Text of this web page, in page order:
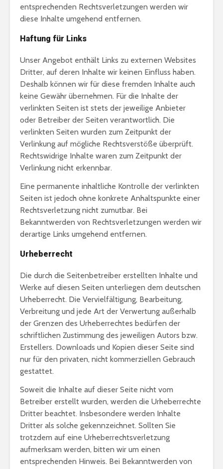
entsprechenden Rechtsverletzungen werden wir
diese Inhalte umgehend entfernen.
Haftung für Links
Unser Angebot enthält Links zu externen Websites
Dritter, auf deren Inhalte wir keinen Einfluss haben.
Deshalb können wir für diese fremden Inhalte auch
keine Gewähr übernehmen. Für die Inhalte der
verlinkten Seiten ist stets der jeweilige Anbieter
oder Betreiber der Seiten verantwortlich. Die
verlinkten Seiten wurden zum Zeitpunkt der
Verlinkung auf mögliche Rechtsverstöße überprüft.
Rechtswidrige Inhalte waren zum Zeitpunkt der
Verlinkung nicht erkennbar.
Eine permanente inhaltliche Kontrolle der verlinkten
Seiten ist jedoch ohne konkrete Anhaltspunkte einer
Rechtsverletzung nicht zumutbar. Bei
Bekanntwerden von Rechtsverletzungen werden wir
derartige Links umgehend entfernen.
Urheberrecht
Die durch die Seitenbetreiber erstellten Inhalte und
Werke auf diesen Seiten unterliegen dem deutschen
Urheberrecht. Die Vervielfältigung, Bearbeitung,
Verbreitung und jede Art der Verwertung außerhalb
der Grenzen des Urheberrechtes bedürfen der
schriftlichen Zustimmung des jeweiligen Autors bzw.
Erstellers. Downloads und Kopien dieser Seite sind
nur für den privaten, nicht kommerziellen Gebrauch
gestattet.
Soweit die Inhalte auf dieser Seite nicht vom
Betreiber erstellt wurden, werden die Urheberrechte
Dritter beachtet. Insbesondere werden Inhalte
Dritter als solche gekennzeichnet. Sollten Sie
trotzdem auf eine Urheberrechtsverletzung
aufmerksam werden, bitten wir um einen
entsprechenden Hinweis. Bei Bekanntwerden von